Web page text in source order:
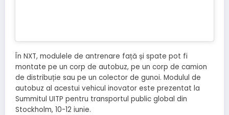
În NXT, modulele de antrenare față și spate pot fi
montate pe un corp de autobuz, pe un corp de camion
de distribuție sau pe un colector de gunoi. Modulul de
autobuz al acestui vehicul inovator este prezentat la
Summitul UITP pentru transportul public global din
Stockholm, 10-12 iunie.